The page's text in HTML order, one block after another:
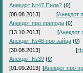
Анекдот №47 Пила? (0)
[08.08.2013]
[Анекдот
Анекдот про препода (0)
[13.10.2013]
[Анекдот
Анекдот №46 про зайца (0)
[30.08.2013]
[
Анекдот №39 (0)
[01.09.2013] [Анекдот про